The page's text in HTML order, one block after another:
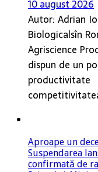
10 august 2026
Autor: Adrian
Biologicalsîn
Agriscience
dispun de un
Aproape un
Suspendarea
confirmată de